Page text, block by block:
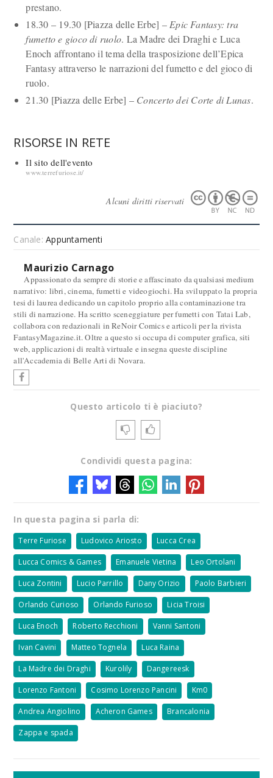
prestano.
18.30 – 19.30 [Piazza delle Erbe] – Epic Fantasy: tra
fumetto e gioco di ruolo. La Madre dei Draghi e Luca
Enoch affrontano il tema della trasposizione dell’Epica
Fantasy attraverso le narrazioni del fumetto e del gioco di
ruolo.
21.30 [Piazza delle Erbe] – Concerto dei Corte di Lunas.
RISORSE IN RETE
Il sito dell'evento
www.terrefuriose.it/
Alcuni diritti riservati
Canale:Appuntamenti
Maurizio Carnago
Appassionato da sempre di storie e affascinato da qualsiasi medium
narrativo: libri, cinema, fumetti e videogiochi. Ha sviluppato la propria
tesi di laurea dedicando un capitolo proprio alla contaminazione tra
stili di narrazione. Ha scritto sceneggiature per fumetti con Tatai Lab,
collabora con redazionali in ReNoir Comics e articoli per la rivista
FantasyMagazine.it. Oltre a questo si occupa di computer grafica, siti
web, applicazioni di realtà virtuale e insegna queste discipline
all'Accademia di Belle Arti di Novara.
Questo articolo ti è piaciuto?
Condividi questa pagina:
In questa pagina si parla di:
Terre Furiose Ludovico Ariosto Lucca Crea
Lucca Comics & Games Emanuele Vietina Leo Ortolani
Luca Zontini Lucio Parrillo Dany Orizio Paolo Barbieri
Orlando Curioso Orlando Furioso Licia Troisi
Luca Enoch Roberto Recchioni Vanni Santoni
Ivan Cavini Matteo Tognela Luca Raina
La Madre dei Draghi Kurolily Dangereesk
Lorenzo Fantoni Cosimo Lorenzo Pancini Km0
Andrea Angiolino Acheron Games Brancalonia
Zappa e spada